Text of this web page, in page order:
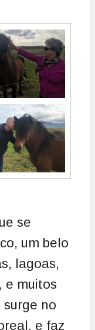
se
um belo
lagoas,
e muitos
surge no
e faz